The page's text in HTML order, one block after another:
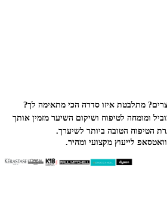
מתלבטת איזו סדרה הכימתאימה לך?
ומומחה לטיפוח ושיקום השיער מזמין אותך
הטיפוח הטובה ביותר לשיערך.
לייעוץ מקצועי ומהיר.